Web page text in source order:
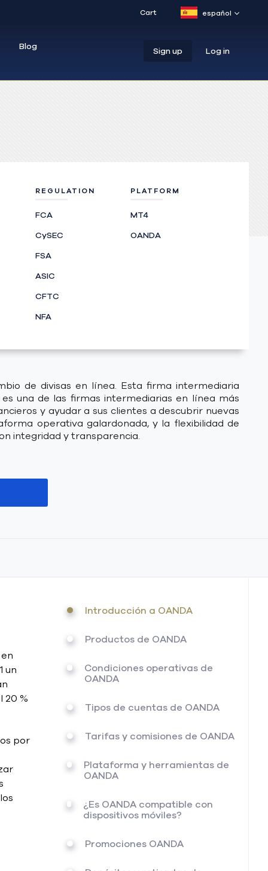
español
Cart
Blog Sign up Log in
REGULATION
FCA
CySEC
FSA
ASIC
CFTC
NFA
PLATFORM
MT4
OANDA
de divisas en línea. Esta firma intermediaria
una de las firmas intermediarias en línea más
y ayudar a sus clientes a descubrir nuevas
operativa galardonada, y la flexibilidad de
integridad y transparencia.
un
20 %
por
Introducción a OANDA
Productos de OANDA
Condiciones operativas de
OANDA
Tipos de cuentas de OANDA
Tarifas y comisiones de OANDA
Plataforma y herramientas de
OANDA
¿Es OANDA compatible con
dispositivos móviles?
Promociones OANDA